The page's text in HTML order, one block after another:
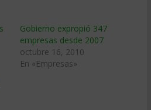
Gobierno expropió 347
empresas desde 2007
octubre 16, 2010
En «Empresas»